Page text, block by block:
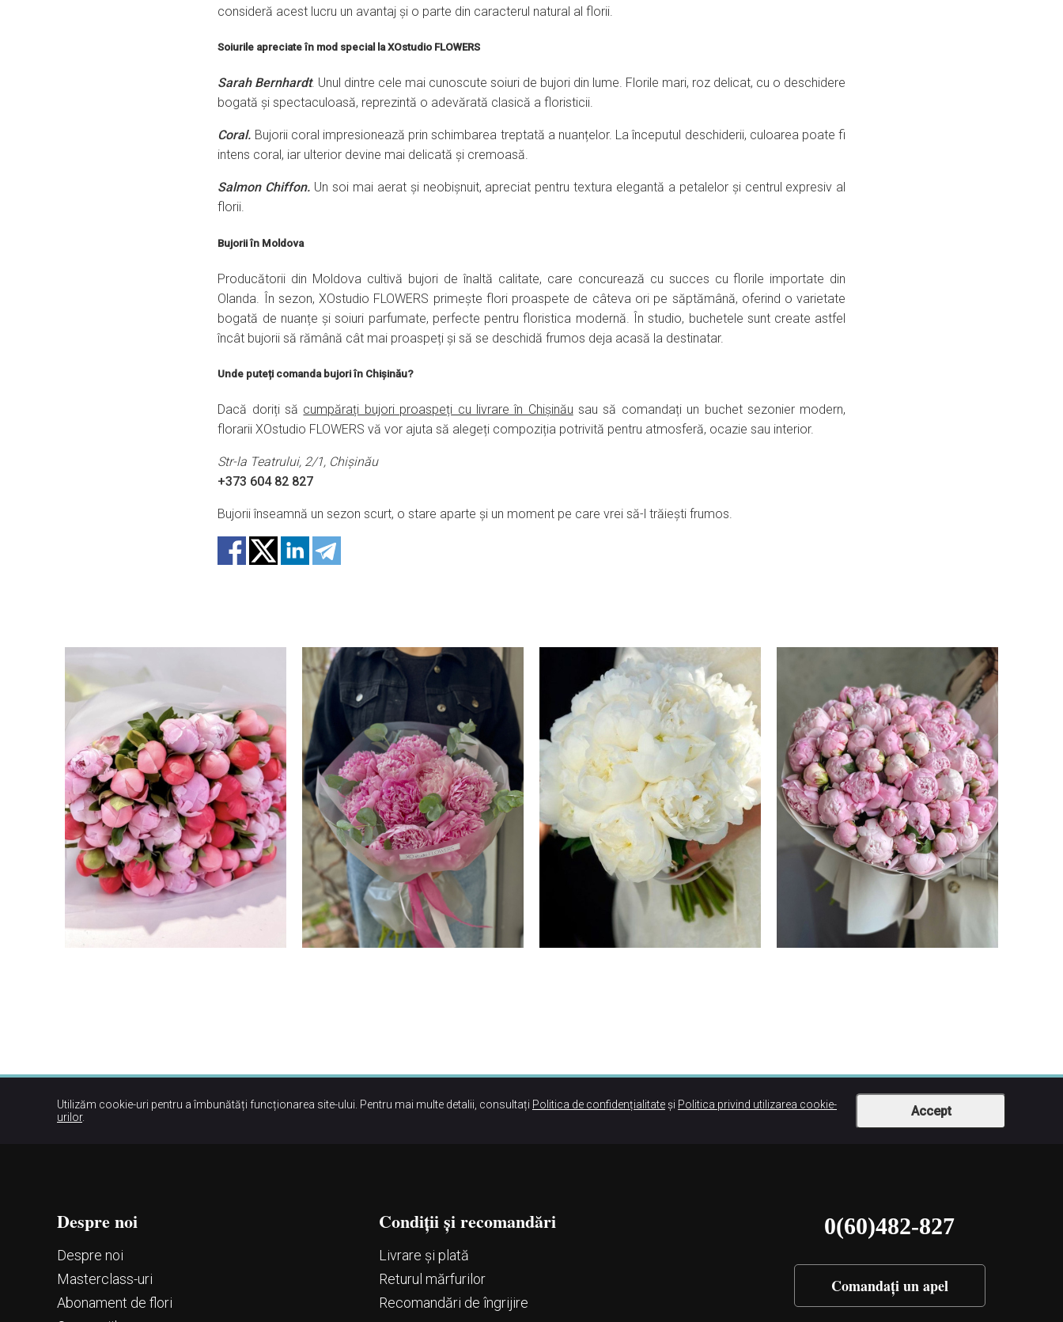
consideră acest lucru un avantaj și o parte din caracterul natural al florii.
Soiurile apreciate în mod special la XOstudio FLOWERS
Sarah Bernhardt. Unul dintre cele mai cunoscute soiuri de bujori din lume. Florile mari, roz delicat, cu o deschidere
bogată și spectaculoasă, reprezintă o adevărată clasică a floristicii.
Coral. Bujorii coral impresionează prin schimbarea treptată a nuanțelor. La începutul deschiderii, culoarea poate fi
intens coral, iar ulterior devine mai delicată și cremoasă.
Salmon Chiffon. Un soi mai aerat și neobișnuit, apreciat pentru textura elegantă a petalelor și centrul expresiv al
florii.
Bujorii în Moldova
Producătorii din Moldova cultivă bujori de înaltă calitate, care concurează cu succes cu florile importate din
Olanda. În sezon, XOstudio FLOWERS primește flori proaspete de câteva ori pe săptămână, oferind o varietate
bogată de nuanțe și soiuri parfumate, perfecte pentru floristica modernă. În studio, buchetele sunt create astfel
încât bujorii să rămână cât mai proaspeți și să se deschidă frumos deja acasă la destinatar.
Unde puteți comanda bujori în Chișinău?
Dacă doriți să cumpărați bujori proaspeți cu livrare în Chișinău sau să comandați un buchet sezonier modern,
florarii XOstudio FLOWERS vă vor ajuta să alegeți compoziția potrivită pentru atmosferă, ocazie sau interior.
Str-la Teatrului, 2/1, Chișinău
+373 604 82 827
Bujorii înseamnă un sezon scurt, o stare aparte și un moment pe care vrei să-l trăiești frumos.
Utilizăm cookie-uri pentru a îmbunătăți funcționarea site-ului. Pentru mai multe detalii, consultați Politica de confidențialitateși Politica privind utilizarea cookie-
urilor. Accept
Despre noi
Despre noi
Маsterclass-uri
Abonament de flori
Condiții și recomandări
Livrare și plată
Returul mărfurilor
Recomandări de îngrijire
0(60)482-827
Comandați un apel